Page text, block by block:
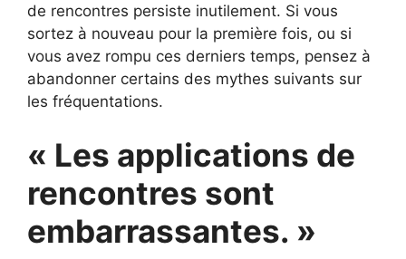
de rencontres persiste inutilement. Si vous
sortez à nouveau pour la première fois, ou si
vous avez rompu ces derniers temps, pensez à
abandonner certains des mythes suivants sur
les fréquentations.
« Les applications de
rencontres sont
embarrassantes. »